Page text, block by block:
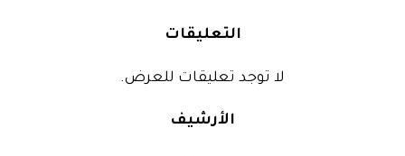
التعليقات
لا توجد تعليقات للعرض.
الأرشيف